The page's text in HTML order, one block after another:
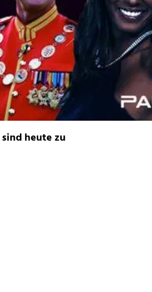
sind heute zu